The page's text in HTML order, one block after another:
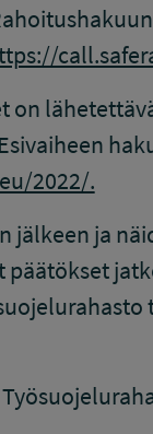
on
2022/.
jälkeen ja
päätökset